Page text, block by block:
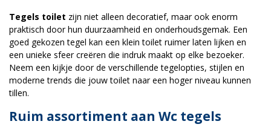
Tegels toilet zijn niet alleen decoratief, maar ook enorm
praktisch door hun duurzaamheid en onderhoudsgemak. Een
goed gekozen tegel kan een klein toilet ruimer laten lijken en
een unieke sfeer creëren die indruk maakt op elke bezoeker.
Neem een kijkje door de verschillende tegelopties, stijlen en
moderne trends die jouw toilet naar een hoger niveau kunnen
tillen.
Ruim assortiment aan Wc tegels